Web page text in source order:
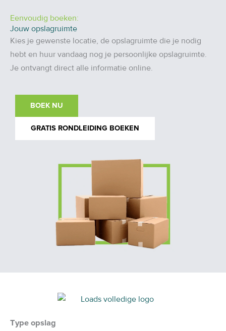
Eenvoudig boeken:
Jouw opslagruimte
Kies je gewenste locatie, de opslagruimte die je nodig
hebt en huur vandaag nog je persoonlijke opslagruimte.
Je ontvangt direct alle informatie online.
BOEK NU
GRATIS RONDLEIDING BOEKEN
Type opslag